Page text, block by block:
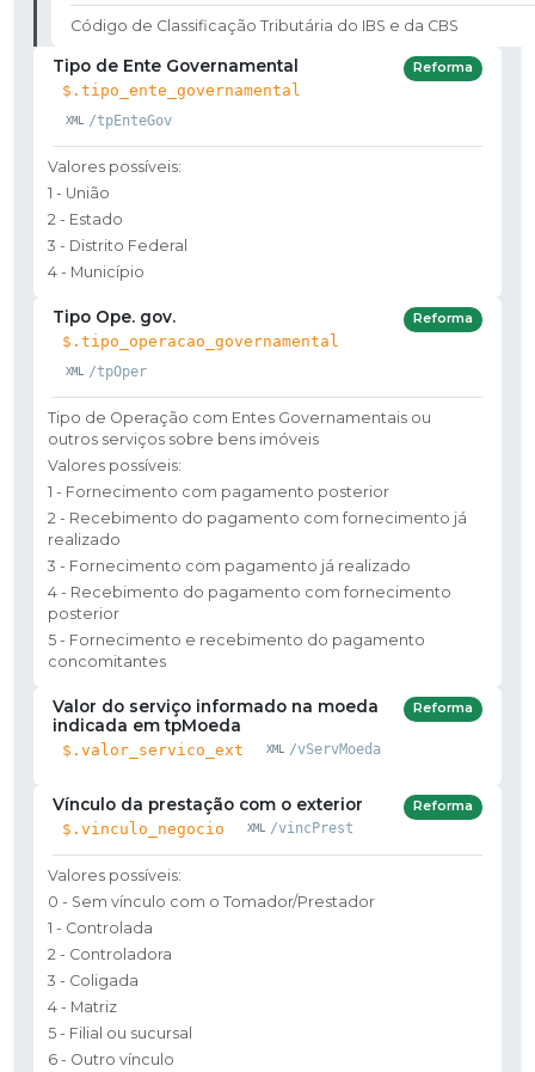
Código de Classificação Tributária do IBS e da CBS
Tipo de Ente Governamental
$.tipo_ente_governamental
/tpEnteGov
Reforma
Valores possíveis:
1 - União
2 - Estado
3 - Distrito Federal
4 - Município
Tipo Ope. gov.
$.tipo_operacao_governamental
/tpOper
Reforma
Tipo de Operação com Entes Governamentais ou
outros serviços sobre bens imóveis
Valores possíveis:
1 - Fornecimento com pagamento posterior
2 - Recebimento do pagamento com fornecimento já
realizado
3 - Fornecimento com pagamento já realizado
4 - Recebimento do pagamento com fornecimento
posterior
5 - Fornecimento e recebimento do pagamento
concomitantes
Valor do serviço informado na moeda
indicada em tpMoeda
$.valor_servico_ext /vServMoeda
Reforma
Vínculo da prestação com o exterior
$.vinculo_negocio /vincPrest
Reforma
Valores possíveis:
0 - Sem vínculo com o Tomador/Prestador
1 - Controlada
2 - Controladora
3 - Coligada
4 - Matriz
5 - Filial ou sucursal
6 - Outro vínculo